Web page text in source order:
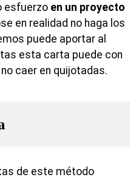
esfuerzo en un proyecto
en realidad no haga los
puede aportar al
esta carta puede con
caer en quijotadas.
de este método